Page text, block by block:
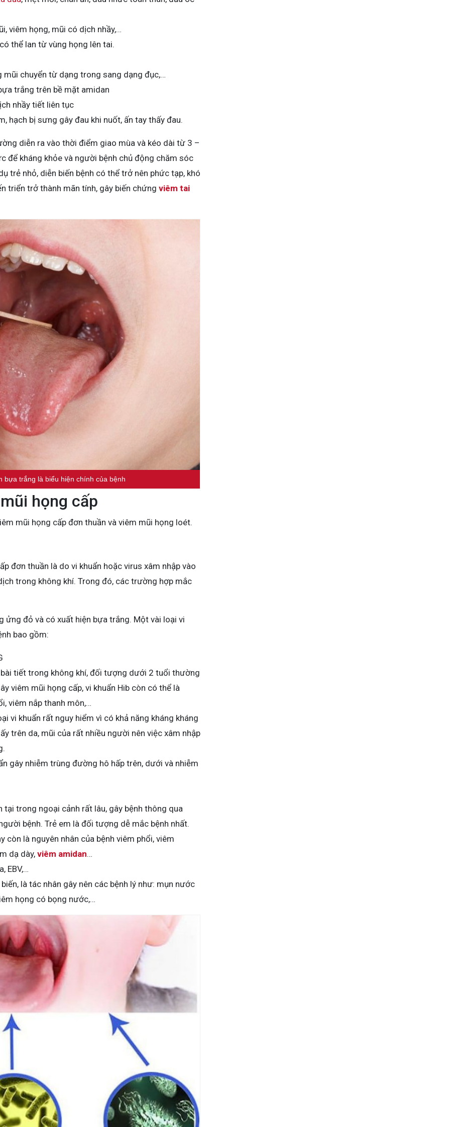
viêm họng, mũi có dịch nhầy,…
thể lan từ vùng họng lên tai.
chuyển từ dạng trong sang dạng đục,…
trắng trên bề mặt amidan
nhầy tiết liên tục
hạch bị sưng gây đau khi nuốt, ấn tay thấy đau.
diễn ra vào thời điểm giao mùa và kéo dài từ 3 –
để kháng khỏe và người bệnh chủ động chăm sóc
trẻ nhỏ, diễn biến bệnh có thể trở nên phức tạp, khó
triển trở thành mãn tính, gây biến chứng viêm tai
bựa trắng là biểu hiện chính của bệnh
họng cấp
mũi họng cấp đơn thuần và viêm mũi họng loét.
đơn thuần là do vi khuẩn hoặc virus xâm nhập vào
trong không khí. Trong đó, các trường hợp mắc
ửng đỏ và có xuất hiện bựa trắng. Một vài loại vi
bao gồm:
tiết trong không khí, đối tượng dưới 2 tuổi thường
viêm mũi họng cấp, vi khuẩn Hib còn có thể là
viêm nắp thanh môn,…
vi khuẩn rất nguy hiểm vì có khả năng kháng kháng
trên da, mũi của rất nhiều người nên việc xâm nhập
gây nhiễm trùng đường hô hấp trên, dưới và nhiễm
trong ngoại cảnh rất lâu, gây bệnh thông qua
bệnh. Trẻ em là đối tượng dễ mắc bệnh nhất.
còn là nguyên nhân của bệnh viêm phổi, viêm
dạ dày, viêm amidan…
EBV,…
là tác nhân gây nên các bệnh lý như: mụn nước
họng có bọng nước,…